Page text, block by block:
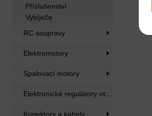
Příslušenství
Vybíječe
RC soupravy
Elektromotory
Spalovací motory
Konektory a kabely